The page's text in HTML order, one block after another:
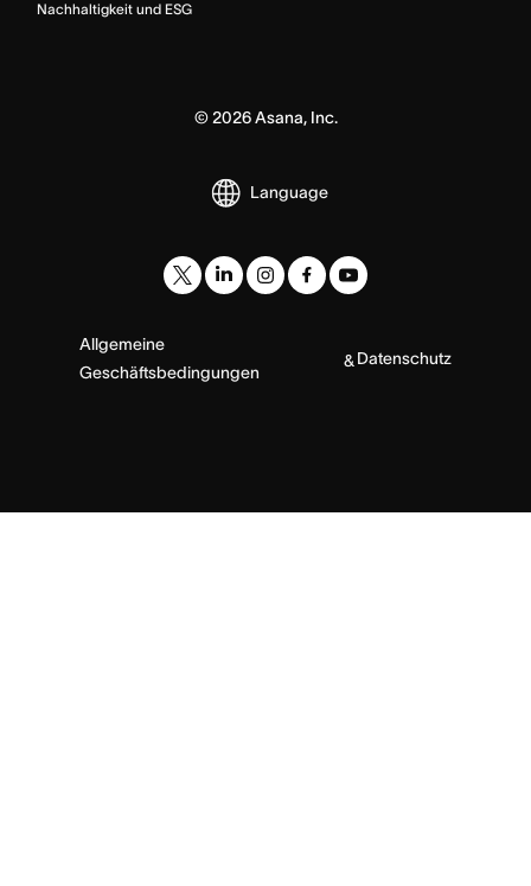
Nachhaltigkeit und ESG
© 2026Asana, Inc.
Language
Allgemeine
Geschäftsbedingungen
& Datenschutz